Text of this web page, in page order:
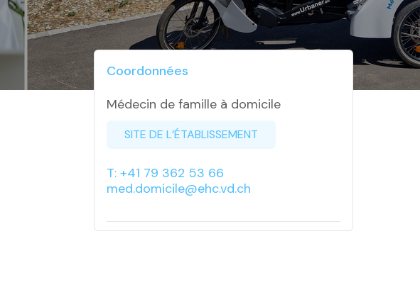
Coordonnées
Médecin de famille à domicile
SITE DE L’ÉTABLISSEMENT
T: +41 79 362 53 66
med.domicile@ehc.vd.ch